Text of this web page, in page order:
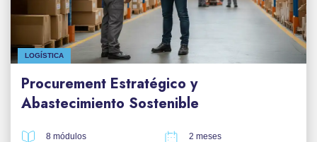
LOGÍSTICA
Procurement Estratégico y
Abastecimiento Sostenible
8 módulos 2 meses